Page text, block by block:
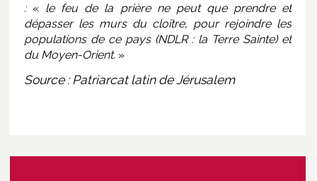
:« le feu de la prière ne peut que prendre et
dépasser les murs du cloître, pour rejoindre les
populations de ce pays (NDLR : la Terre Sainte) et
du Moyen-Orient. »
Source : Patriarcat latin de Jérusalem